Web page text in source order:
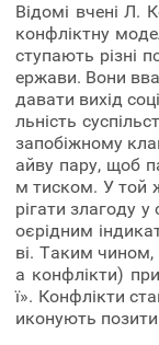
Відомі вчені Л.
конфліктну
ступають різні
ержави. Вони
давати вихід
льність
запобіжному
айву пару, щоб
м тиском. У той
рігати злагоду у
оєрідним
ві. Таким чином,
а конфлікти)
ї». Конфлікти
иконують